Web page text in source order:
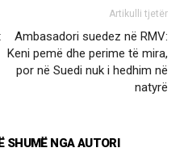
Artikulli tjetër
Ambasadori suedez në RMV:
Keni pemë dhe perime të mira,
por në Suedi nuk i hedhim në
natyrë
SHUMË NGA AUTORI